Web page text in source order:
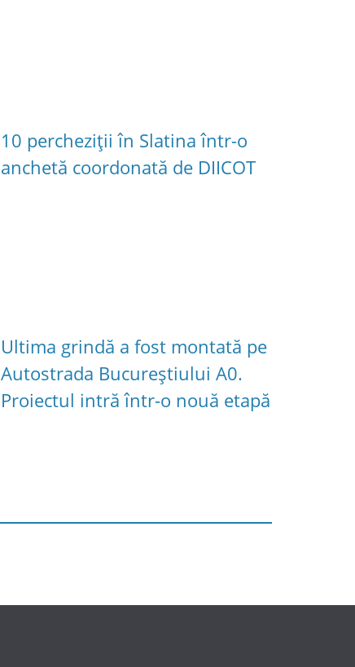
10 percheziții în Slatina într-o
anchetă coordonată de DIICOT
Ultima grindă a fost montată pe
Autostrada Bucureștiului A0.
Proiectul intră într-o nouă etapă